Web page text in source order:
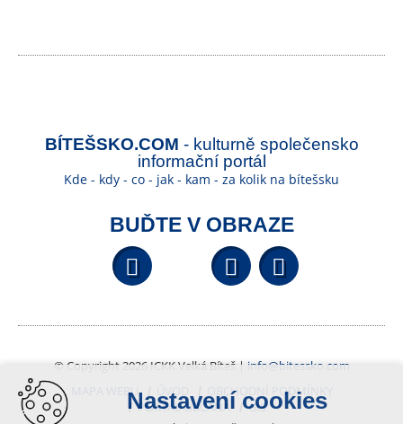
BÍTEŠSKO.COM - kulturně společensko
informační portál
Kde - kdy - co - jak - kam - za kolik na bítešsku
BUĎTE V OBRAZE
Facebook YouTube
© Copyright 2026 ICKK Velká Bíteš | info@bitessko.com
MAPA WEBU
ÚVOD
OBCHODNÍ PODMÍNKY
PORTÁL OBČANA
GIS
Nastavení cookies